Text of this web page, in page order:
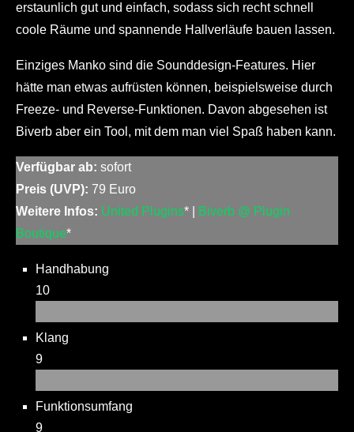
erstaunlich gut und einfach, sodass sich recht schnell
coole Räume und spannende Hallverläufe bauen lassen.
Einziges Manko sind die Sounddesign-Features. Hier
hätte man etwas aufrüsten können, beispielsweise durch
Freeze- und Reverse-Funktionen. Davon abgesehen ist
Biverb aber ein Tool, mit dem man viel Spaß haben kann.
Verfügbar ab: sofort
Preis (UVP): 79 Euro
Weitere Infos: United Plugins* |
Biverb @ Plugin
Boutique*
Handhabung
10
Klang
9
Funktionsumfang
9